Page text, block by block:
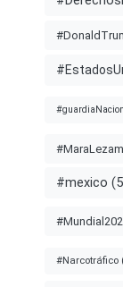
#mexico
#Narcotráfico